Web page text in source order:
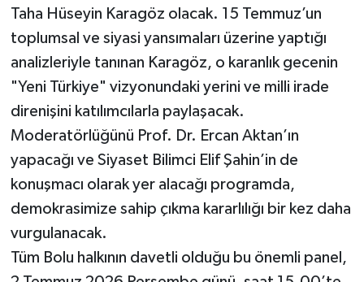
Taha Hüseyin Karagöz olacak. 15 Temmuz’un
toplumsal ve siyasi yansımaları üzerine yaptığı
analizleriyle tanınan Karagöz, o karanlık gecenin
"Yeni Türkiye" vizyonundaki yerini ve milli irade
direnişini katılımcılarla paylaşacak.
​Moderatörlüğünü Prof. Dr. Ercan Aktan’ın
yapacağı ve Siyaset Bilimci Elif Şahin’in de
konuşmacı olarak yer alacağı programda,
demokrasimize sahip çıkma kararlılığı bir kez daha
vurgulanacak.
​Tüm Bolu halkının davetli olduğu bu önemli panel,